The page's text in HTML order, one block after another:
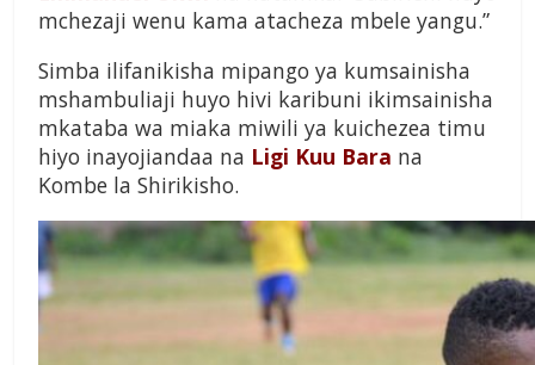
mchezaji wenu kama atacheza mbele yangu.”
Simba ilifanikisha mipango ya kumsainisha
mshambuliaji huyo hivi karibuni ikimsainisha
mkataba wa miaka miwili ya kuichezea timu
hiyo inayojiandaa na Ligi Kuu Bara na
Kombe la Shirikisho.